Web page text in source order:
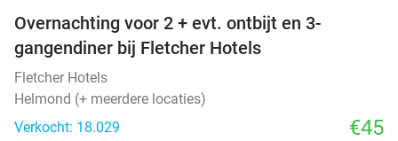
Overnachting voor 2 + evt. ontbijt en 3-
gangendiner bij Fletcher Hotels
Fletcher Hotels
Helmond (+ meerdere locaties)
Verkocht: 18.029
€45